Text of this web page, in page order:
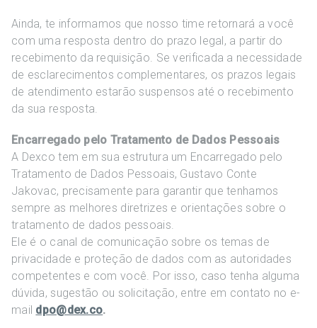
Ainda, te informamos que nosso time retornará a você
com uma resposta dentro do prazo legal, a partir do
recebimento da requisição. Se verificada a necessidade
de esclarecimentos complementares, os prazos legais
de atendimento estarão suspensos até o recebimento
da sua resposta.
Encarregado pelo Tratamento de Dados Pessoais
A Dexco tem em sua estrutura um Encarregado pelo
Tratamento de Dados Pessoais, Gustavo Conte
Jakovac, precisamente para garantir que tenhamos
sempre as melhores diretrizes e orientações sobre o
tratamento de dados pessoais.
Ele é o canal de comunicação sobre os temas de
privacidade e proteção de dados com as autoridades
competentes e com você. Por isso, caso tenha alguma
dúvida, sugestão ou solicitação, entre em contato no e-
mail dpo@dex.co.